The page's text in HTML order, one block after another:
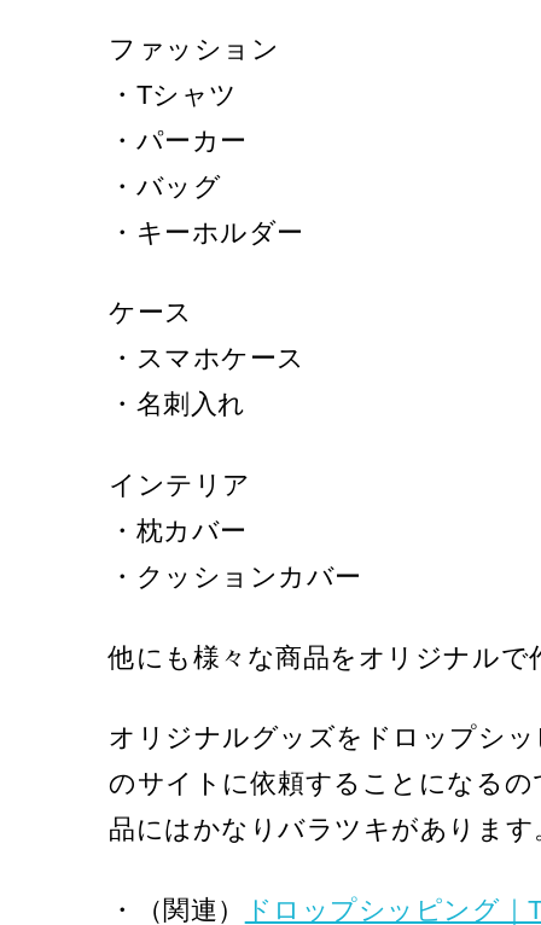
ファッション
・Tシャツ
・パーカー
・バッグ
・キーホルダー
ケース
・スマホケース
・名刺入れ
インテリア
・枕カバー
・クッションカバー
他にも様々な商品をオリジナル
オリジナルグッズをドロップシ
のサイトに依頼することになる
品にはかなりバラツキがあります
・（関連） ドロップシッピング